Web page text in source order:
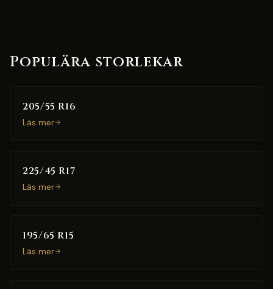
Populära storlekar
205/55 R16
Läs mer
225/45 R17
Läs mer
195/65 R15
Läs mer